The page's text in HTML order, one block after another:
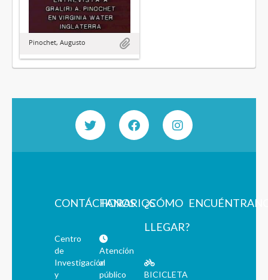
Pinochet, Augusto
CONTÁCTANOS
Centro
de
Investigación
y
HORARIOS
Atención
al
público
¿CÓMO
LLEGAR?
BICICLETA